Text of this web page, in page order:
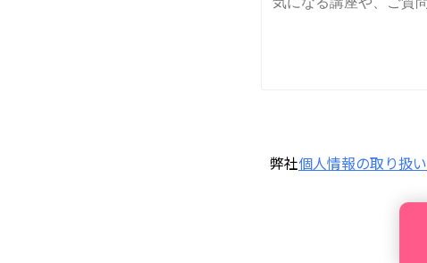
0120-868-003
弊社個人情報の取り扱い